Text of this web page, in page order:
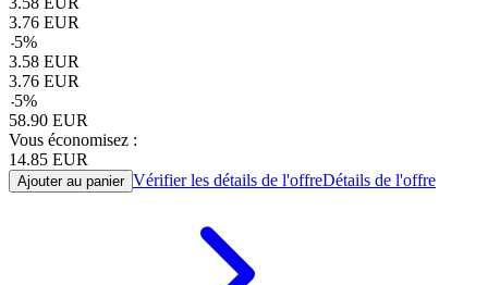
3.76 EUR
-5%
3.58 EUR
3.76 EUR
-5%
58.90 EUR
Vous économisez :
14.85 EUR
Ajouter au panier Vérifier les détails de l'offreDétails de l'offre